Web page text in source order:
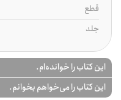
قطع
جلد
این کتاب را خوانده‌ام.
این کتاب را می‌خواهم بخوانم.